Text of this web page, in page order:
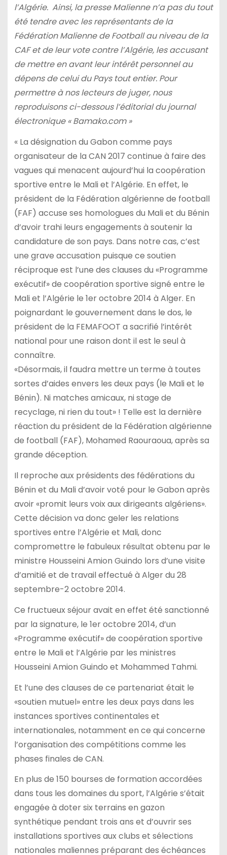
l’Algérie. Ainsi, la presse Malienne n’a pas du tout
été tendre avec les représentants de la
Fédération Malienne de Football au niveau de la
CAF et de leur vote contre l’Algérie, les accusant
de mettre en avant leur intérêt personnel au
dépens de celui du Pays tout entier. Pour
permettre à nos lecteurs de juger, nous
reproduisons ci-dessous l’éditorial du journal
électronique « Bamako.com »
« La désignation du Gabon comme pays
organisateur de la CAN 2017 continue à faire des
vagues qui menacent aujourd’hui la coopération
sportive entre le Mali et l’Algérie. En effet, le
président de la Fédération algérienne de football
(FAF) accuse ses homologues du Mali et du Bénin
d’avoir trahi leurs engagements à soutenir la
candidature de son pays. Dans notre cas, c’est
une grave accusation puisque ce soutien
réciproque est l’une des clauses du «Programme
exécutif» de coopération sportive signé entre le
Mali et l’Algérie le 1er octobre 2014 à Alger. En
poignardant le gouvernement dans le dos, le
président de la FEMAFOOT a sacrifié l’intérêt
national pour une raison dont il est le seul à
connaître.
«Désormais, il faudra mettre un terme à toutes
sortes d’aides envers les deux pays (le Mali et le
Bénin). Ni matches amicaux, ni stage de
recyclage, ni rien du tout» ! Telle est la dernière
réaction du président de la Fédération algérienne
de football (FAF), Mohamed Raouraoua, après sa
grande déception.
Il reproche aux présidents des fédérations du
Bénin et du Mali d’avoir voté pour le Gabon après
avoir «promit leurs voix aux dirigeants algériens».
Cette décision va donc geler les relations
sportives entre l’Algérie et Mali, donc
compromettre le fabuleux résultat obtenu par le
ministre Housseini Amion Guindo lors d’une visite
d’amitié et de travail effectué à Alger du 28
septembre-2 octobre 2014.
Ce fructueux séjour avait en effet été sanctionné
par la signature, le 1er octobre 2014, d’un
«Programme exécutif» de coopération sportive
entre le Mali et l’Algérie par les ministres
Housseini Amion Guindo et Mohammed Tahmi.
Et l’une des clauses de ce partenariat était le
«soutien mutuel» entre les deux pays dans les
instances sportives continentales et
internationales, notamment en ce qui concerne
l’organisation des compétitions comme les
phases finales de CAN.
En plus de 150 bourses de formation accordées
dans tous les domaines du sport, l’Algérie s’était
engagée à doter six terrains en gazon
synthétique pendant trois ans et d’ouvrir ses
installations sportives aux clubs et sélections
nationales maliennes préparant des échéances